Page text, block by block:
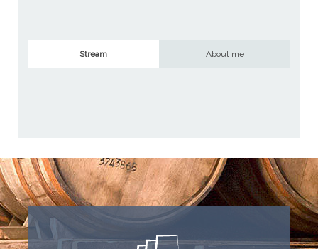
Stream About me